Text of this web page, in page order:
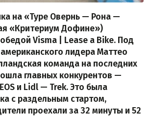
на «Туре Овернь — Рона —
«Критериум Дофине»)
Visma | Lease a Bike. Под
лидера Маттео
команда на последних
главных конкурентов —
и Lidl — Trek. Это была
с раздельным стартом,
проехали за 32 минуты и 52